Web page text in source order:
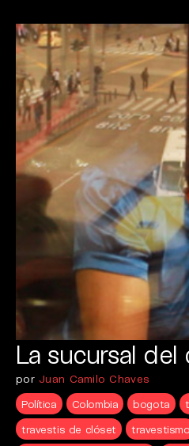
La sucursal del
por Juan Camilo Chaves
Política
Colombia bogota
travestis de clóset
travestismo